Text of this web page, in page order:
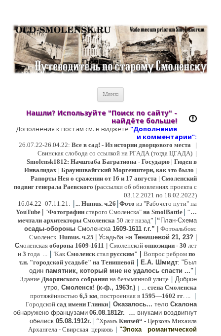
открытки, карты …
Меню
Нашли? Используйте "Поиск по сайту" -
найдёте больше!
Дополнения к постам см. в виджете "Дополнения
и комментарии":
26.07.22-26.04.22: Все в сад! - Из истории дворцового места
|
Свинская слобода со ссылкой на РГАДА (тогда ЦГАДА) |
Smolensk1812: Начштаба Багратиона - Государю | Гюден в
Инвалидах | Брауншвайгский Моргенштерн, как это было |
Рапорты Нея о сражении от 16 и 17 августа | Смоленский
подвиг генерала Раевского (рассылки об обновлениях проекта с
03.12.2021 по 18.02.2022)
16.04.22- 07.11.21: |... Humus. ч.26 |Фото из "Рабочего пути" на
YouTube
"Фотографии старого Смоленска" на SmolBattle | “…
мечтали архитекторы Смоленска 50 лет назад” | “ План-Схема
осады-обороны Смоленска 1609-1611 г.г.”
Фотоальбом:
Смоленск. Humus. ч.25 | Усадьба на Тенишевой 21, 23?
Смоленская оборона 1609-1611 Смоленской оппозиции - 30 лет
и 3 года ... |"Как Смоленскстал русским" Вопрос ребром по
т.н. "городской усадьбе" на Тенишевой | Е.А. Шмидт: "Был
один памятник, который мне не удалось спасти ..." |
Здание Дворянского собрания на безымянной улице | Доброе
утро, Смоленск! (к-ф., 1963г.) | ... стена Смоленска
протяжённостью 6,5 км, построенная в 1595—1602 гг. ... |
Городской сад имени Глинки | Оказалось... тело Скалона
обнаружено французами 06.08.1812г. … внуками воздвигнут
обелиск 05.08.1912г. | “Храмъ Князей“ - Церковь Михаила
Архангела - Свирская церковь | "Эпохаромантической